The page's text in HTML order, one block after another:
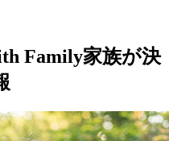
Family家族が決